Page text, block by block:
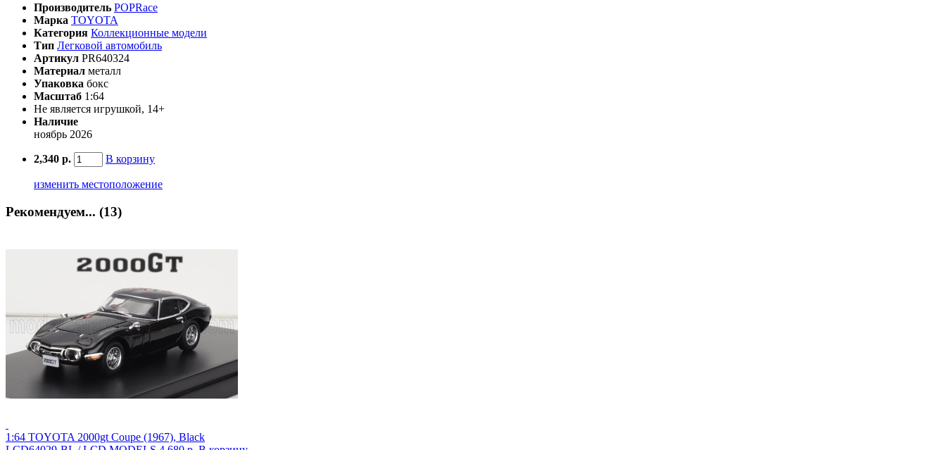
Производитель POPRace
Марка TOYOTA
Категория Коллекционные модели
Тип Легковой автомобиль
Артикул PR640324
Материал металл
Упаковка бокс
Масштаб 1:64
Не является игрушкой, 14+
Наличие
ноябрь 2026
2,340 р. В корзину
изменить местоположение
Рекомендуем... (13)
1:64 TOYOTA 2000gt Coupe (1967), Black